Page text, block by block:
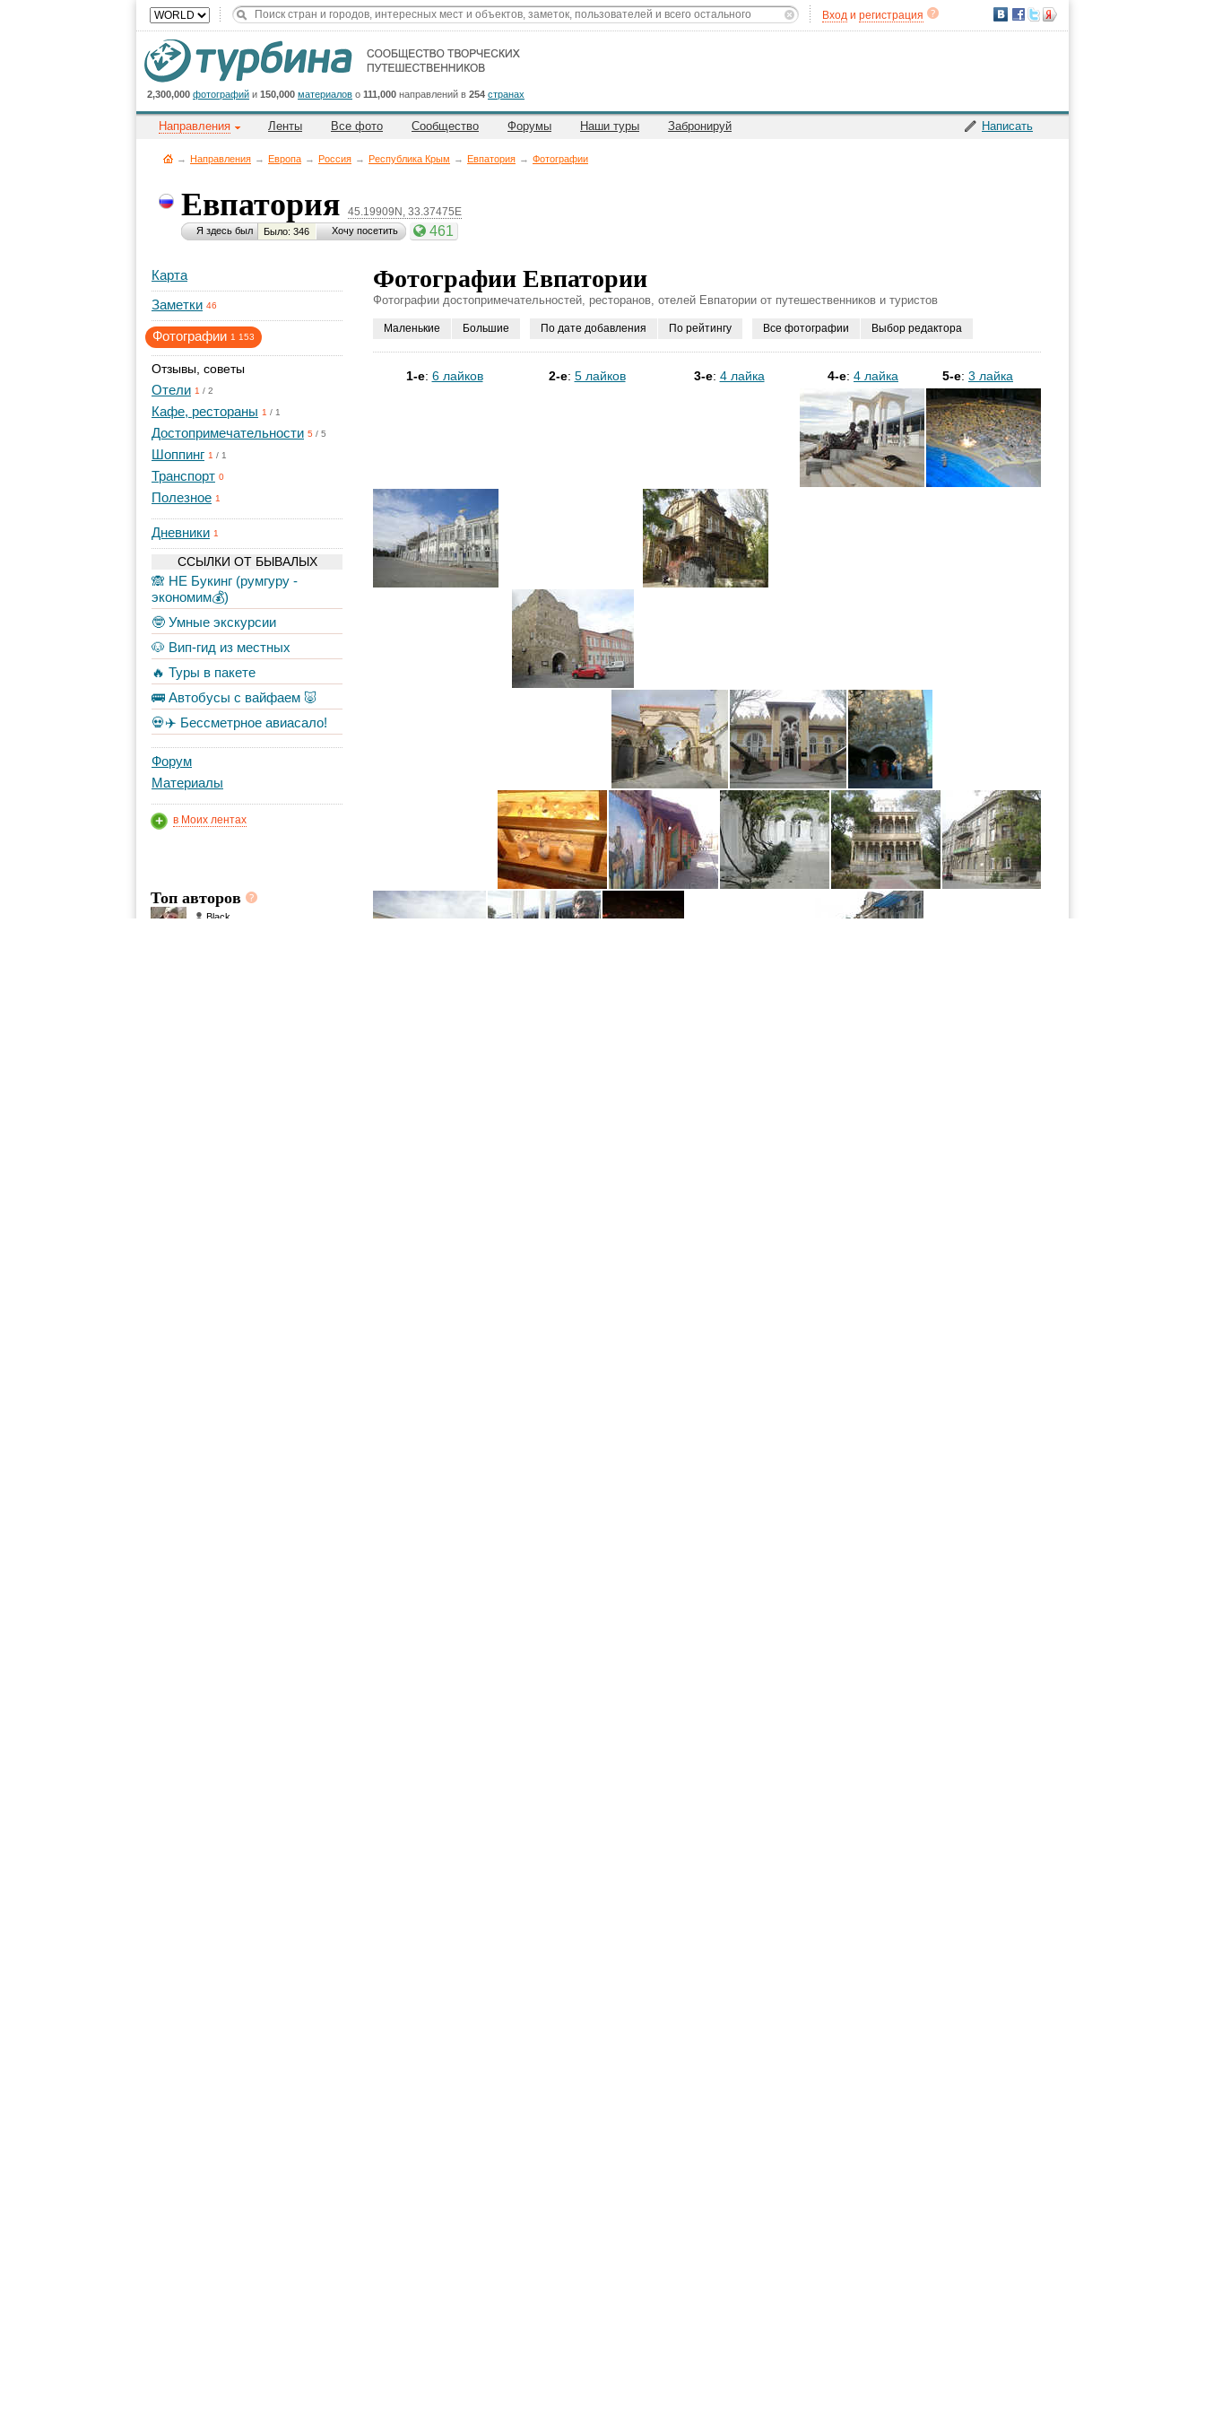
Вход и регистрация
2,300,000 фотографий и 150,000 материалов о 111,000 направлений в 254 странах
Написать
Направления Ленты Все фото Сообщество Форумы Наши туры Забронируй
→ Направления → Европа → Россия → Республика Крым → Евпатория → Фотографии
Евпатория 45.19909N, 33.37475E
Я здесь был Было: 346 Хочу посетить 461
Карта
Заметки 46
Фотографии 1 153
Отзывы, советы
Отели 1 / 2
Кафе, рестораны 1 / 1
Достопримечательности 5 / 5
Шоппинг 1 / 1
Транспорт 0
Полезное 1
Дневники 1
ССЫЛКИ ОТ БЫВАЛЫХ
🙈 НЕ Букинг (румгуру -
экономим💰)
🤓 Умные экскурсии
🐶 Вип-гид из местных
🔥 Туры в пакете
🚌 Автобусы с вайфаем 🐷
💀✈️ Бессметрное авиасало!
Форум
Материалы
в Моих лентах
Топ авторов
Black
Фотографии Евпатории
Фотографии достопримечательностей, ресторанов, отелей Евпатории от путешественников и туристов
Маленькие Большие По дате добавления По рейтингу Все фотографии Выбор редактора
1-е: 6 лайков 2-е: 5 лайков 3-е: 4 лайка 4-е: 4 лайка 5-е: 3 лайка